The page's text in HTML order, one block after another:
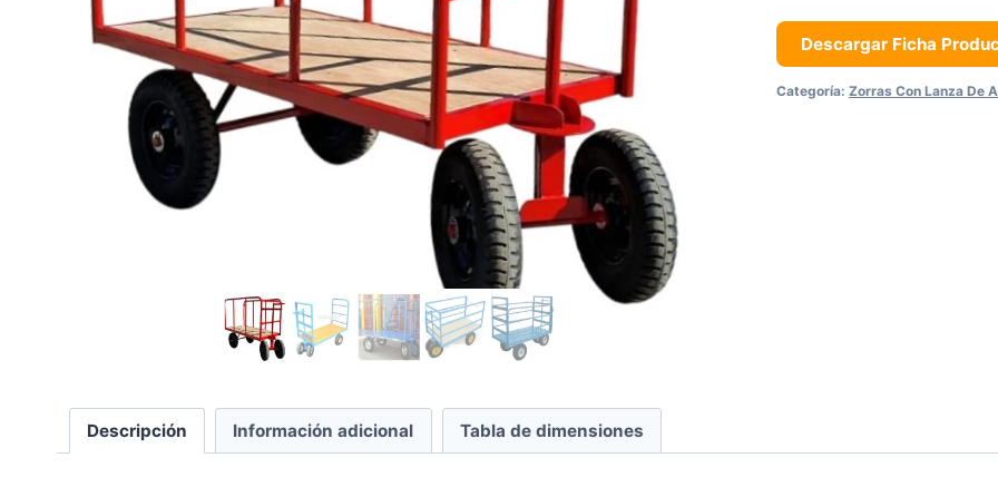
Neumáticas
400mm
Con
Descargar Ficha
Categoría: Zorras Con Lanza De
Descripción Información adicional Tabla de dimensiones